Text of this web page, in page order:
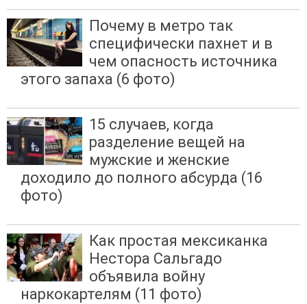
Почему в метро так
специфически пахнет и в
чем опасность источника
этого запаха (6 фото)
15 случаев, когда
разделение вещей на
мужские и женские
доходило до полного абсурда (16
фото)
Как простая мексиканка
Нестора Сальгадо
объявила войну
наркокартелям (11 фото)